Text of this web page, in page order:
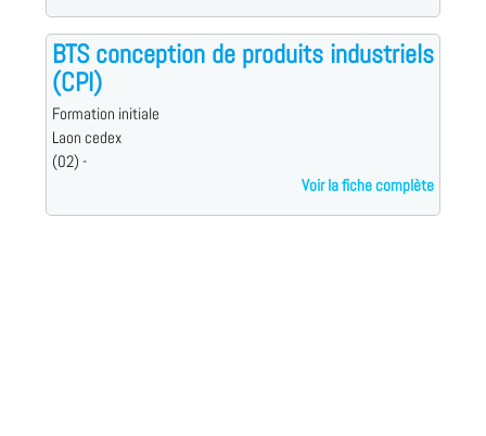
BTS conception de produits industriels
(CPI)
Formation initiale
Laon cedex
(02) -
Voir la fiche complète